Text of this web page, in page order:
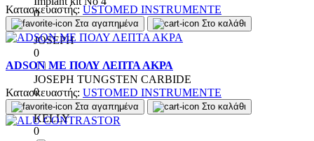
0
JOSEPH
0
JOSEPH TUNGSTEN CARBIDE
0
KELLY
0
Κατασκευαστής: USTOMED INSTRUMENTE
Στα αγαπημένα Στο καλάθι
ADSON ΜΕ ΠΟΛΥ ΛΕΠΤΑ ΑΚΡΑ
Κατασκευαστής: USTOMED INSTRUMENTE
Στα αγαπημένα Στο καλάθι